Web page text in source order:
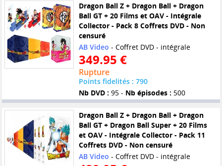
Dragon Ball Z + Dragon Ball + Dragon
Ball GT + 20 Films et OAV - Intégrale
Collector - Pack 8 Coffrets DVD - Non
censuré
AB Video - Coffret DVD - intégrale
349.95 €
Rupture
Points fidelités : 790
Nb DVD : 95 - Nb épisodes : 500
Dragon Ball Z + Dragon Ball + Dragon
Ball GT + Dragon Ball Super + 20 Films
et OAV - Intégrale Collector - Pack 11
Coffrets DVD - Non censuré
AB Video - Coffret DVD - intégrale